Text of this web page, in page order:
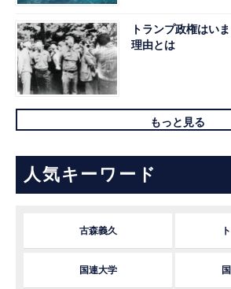
トランプ政権はい
理由とは
もっと見る
人気キーワード
古森義久
国連大学